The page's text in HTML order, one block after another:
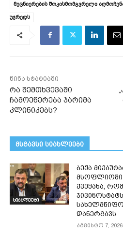
მეცნიერების შოკისმომგვრელი
უჯრედს
წინა სტატიაში
რა შემთხვევაში
ჩამოეწერება ჯარიმა
კლინიკებს?
მსგავსი სიახლეები
სიახლეები
ბექა
ქვეყანა,
დანერგავს
აგვისტო 7, 2026